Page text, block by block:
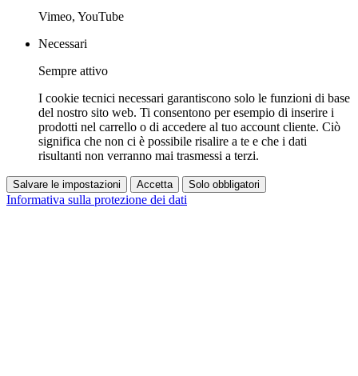
Vimeo, YouTube
Necessari
Sempre attivo
I cookie tecnici necessari garantiscono solo le funzioni di base
del nostro sito web. Ti consentono per esempio di inserire i
prodotti nel carrello o di accedere al tuo account cliente. Ciò
significa che non ci è possibile risalire a te e che i dati
risultanti non verranno mai trasmessi a terzi.
Salvare le impostazioni Accetta Solo obbligatori
Informativa sulla protezione dei dati